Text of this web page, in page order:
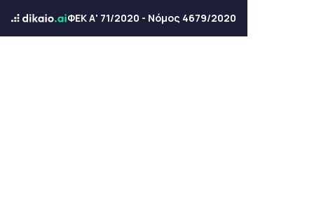
ΦΕΚ Α' 71/2020 - Νόμος 4679/2020